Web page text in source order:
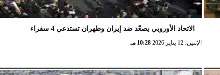
الاتحاد الأوروبي يصعّد ضد إيران وطهران تستدعي 4 سفراء
الإثنين، 12 يناير 2026 10:28 مـ